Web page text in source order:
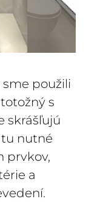
použili
s
skrášľujú
tu nutné
prvkov,
a